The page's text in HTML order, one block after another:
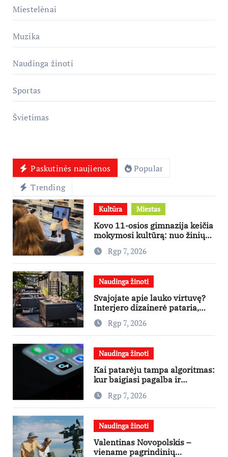
Miestelėnai
Muzika
Naudinga žinoti
Sportas
Švietimas
Paskutinės naujienos
Popular
Trending
Kultūra Miestas
Kovo 11-osios gimnazija keičia
mokymosi kultūrą: nuo žinių
kaupimo – prie jų supratimo ir
taikymo
Rgp 7, 2026
Naudinga žinoti
Svajojate apie lauko virtuvę?
Interjero dizainerė pataria,
nuo ko pradėti
Rgp 7, 2026
Naudinga žinoti
Kai patarėju tampa algoritmas:
kur baigiasi pagalba ir
prasideda reklama?
Rgp 7, 2026
Naudinga žinoti
Valentinas Novopolskis –
viename pagrindinių